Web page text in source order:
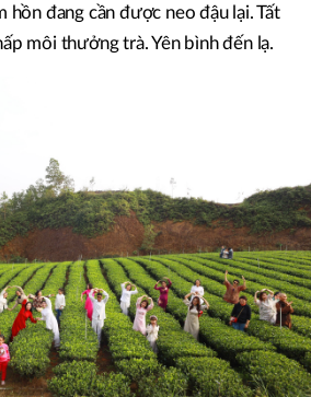
hồn đang cần được neo đậu lại. Tất
môi thưởng trà. Yên bình đến lạ.